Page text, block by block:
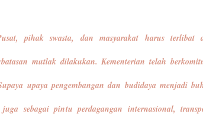
pihak swasta, dan masyarakat harus terlibat
mutlak dilakukan. Kementerian telah
upaya pengembangan dan budidaya menjadi
sebagai pintu perdagangan internasional,